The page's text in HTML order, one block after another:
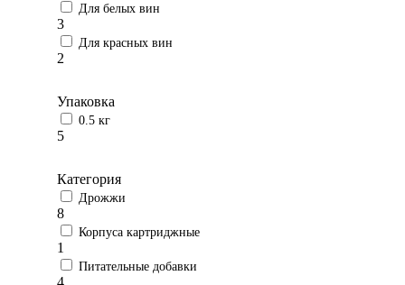
Для белых вин
3
Для красных вин
2
Упаковка
0.5 кг
5
Категория
Дрожжи
8
Корпуса картриджные
1
Питательные добавки
4